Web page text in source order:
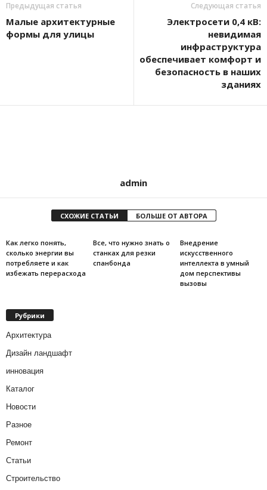
Предыдущая статья
Малые архитектурные
формы для улицы
Следующая статья
Электросети 0,4 кВ:
невидимая
инфраструктура
обеспечивает комфорт и
безопасность в наших
зданиях
admin
СХОЖИЕ СТАТЬИ БОЛЬШЕ ОТ АВТОРА
Как легко понять,
сколько энергии вы
потребляете и как
избежать перерасхода
Все, что нужно знать о
станках для резки
спанбонда
Внедрение
искусственного
интеллекта в умный
дом перспективы
вызовы
Рубрики
Архитектура
Дизайн ландшафт
инновация
Каталог
Новости
Разное
Ремонт
Статьи
Строительство